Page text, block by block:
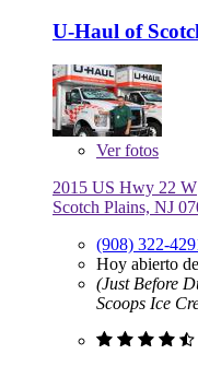
U-Haul of
Verfotos
2015 US Hwy 22 W
Scotch Plains, NJ
(908) 322-
Hoy abierto
(Just Before
Scoops Ice